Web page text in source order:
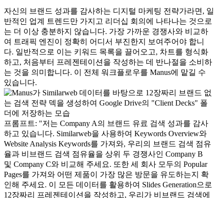
자신의 브랜드 성과를 감사하는 디지털 마케팅 전략가라면, 일
반적인 업계 트렌드만 가지고 리더십 회의에 나타나는 것으로
는 더 이상 충분하지 않습니다. 가장 가까운 경쟁사와 비교하
여 트래픽 엔진이 정확히 어디서 부진한지 보여주어야 합니
다. 일반적으로 이는 키워드 목록을 끌어오고, 차트를 형식화
하고, 처음부터 프레젠테이션을 작성하는 데 반나절을 소비하
는 것을 의미합니다. 이 전체 워크플로우를 Manus에 맡길 수
있습니다.
프롬프트: "저는 Company A의 브랜드 유료 검색 성과를 감사
하고 있습니다. Similarweb을 사용하여 Keywords Overview와
Website Analysis Keywords를 가져와, 우리의 브랜드 검색 점유
율과 비브랜드 검색 점유율을 상위 두 경쟁사인 Company B
및 Company C와 비교해 주세요. 또한 세 회사 모두의 Popular
Pages를 가져와 어떤 제품이 가장 많은 방문을 유도하는지 확
인해 주세요. 이 모든 데이터를 활용하여 Slides Generation으로
12장짜리 프레젠테이션을 작성하고, 우리가 비브랜드 검색에